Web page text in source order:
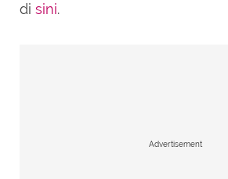
di sini.
Advertisement